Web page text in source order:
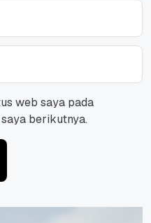
web saya pada
berikutnya.